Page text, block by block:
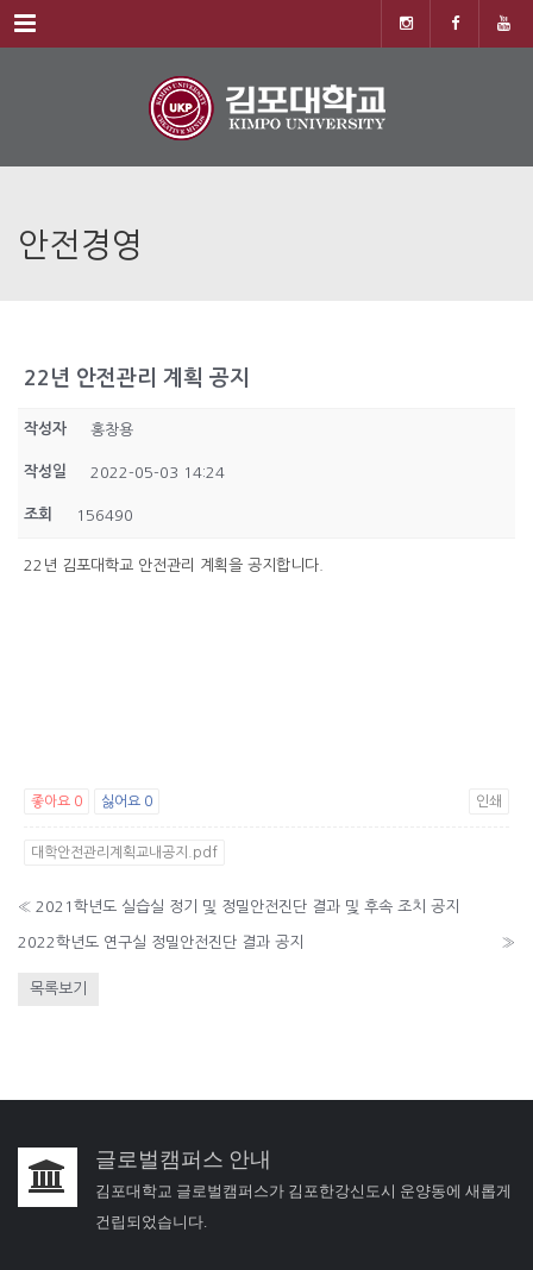
Menu
안전경영
22년 안전관리 계획 공지
작성자 홍창용
작성일 2022-05-03 14:24
조회 156490
22년 김포대학교 안전관리 계획을 공지합니다.
좋아요 0 싫어요 0 인쇄
대학안전관리계획교내공지.pdf
« 2021학년도 실습실 정기 및 정밀안전진단 결과 및 후속 조치 공지
2022학년도 연구실 정밀안전진단 결과 공지 »
목록보기
글로벌캠퍼스 안내
김포대학교 글로벌캠퍼스가 김포한강신도시 운양동에 새롭게
건립되었습니다.